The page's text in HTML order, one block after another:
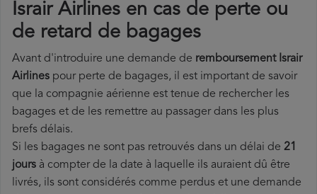
Israir Airlines en cas de perte ou
de retard de bagages
Avant d'introduire une demande de remboursement Israir
Airlines pour perte de bagages, il est important de savoir
que la compagnie aérienne est tenue de rechercher les
bagages et de les remettre au passager dans les plus
brefs délais.
Si les bagages ne sont pas retrouvés dans un délai de 21
jours à compter de la date à laquelle ils auraient dû être
livrés, ils sont considérés comme perdus et une demande